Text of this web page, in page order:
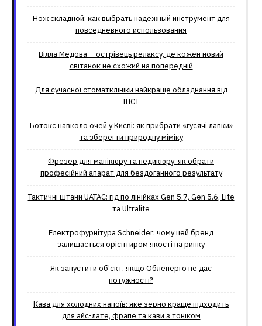
Нож складной: как выбрать надёжный инструмент для
повседневного использования
Вілла Медова – острівець релаксу, де кожен новий
світанок не схожий на попередній
Для сучасної стоматклініки найкраще обладнання від
ІПСТ
Ботокс навколо очей у Києві: як прибрати «гусячі лапки»
та зберегти природну міміку
Фрезер для манікюру та педикюру: як обрати
професійний апарат для бездоганного результату
Тактичні штани UATAC: гід по лінійках Gen 5.7, Gen 5.6, Lite
та Ultralite
Електрофурнітура Schneider: чому цей бренд
залишається орієнтиром якості на ринку
Як запустити об’єкт, якщо Обленерго не дає
потужності?
Кава для холодних напоїв: яке зерно краще підходить
для айс-лате, фрапе та кави з тоніком